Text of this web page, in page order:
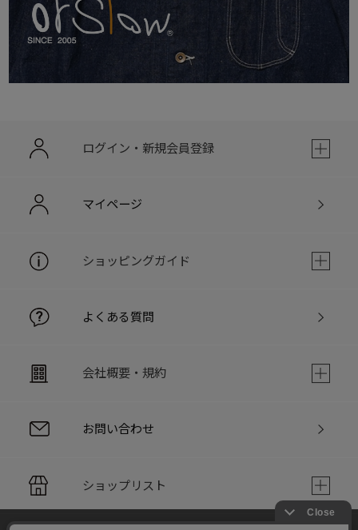
ログイン・新規会員登録
マイページ
ショッピングガイド
よくある質問
会社概要・規約
お問い合わせ
ショップリスト